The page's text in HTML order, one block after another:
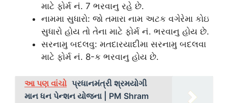
માટે ફોર્મ નં. 7 ભરવાનુ રહે છે.
નામમા સુધારો: જો તમારા નામ અટક વગેરેમા કોઇ
સુધારો હોય તો તેના માટે ફોર્મ નં. ભરવાનુ હોય છે.
સરનામુ બદલવુ: મતદારયાદીમા સરનામુ બદલવા
માટે ફોર્મ નં. 8-ક ભરવાનુ હોય છે.
આ પણ વાંચો પ્રધાનમંત્રી શ્રમયોગી
માન ધન પેન્શન યોજના | PM Shram